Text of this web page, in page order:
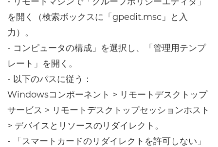
を開く（検索ボックスに「gpedit.msc」と入
力）。
- コンピュータの構成」を選択し、「管理用テンプ
レート」を開く。
- 以下のパスに従う：
Windowsコンポーネント > リモートデスクトップ
サービス > リモートデスクトップセッションホスト
> デバイスとリソースのリダイレクト。
- 「スマートカードのリダイレクトを許可しない」